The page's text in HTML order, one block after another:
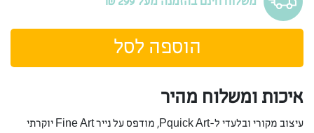
הוספה לסל
איכות ומשלוח מהיר
עיצוב מקורי ובלעדי ל-Pquick Art, מודפס על נייר Fine Art יוקרתי